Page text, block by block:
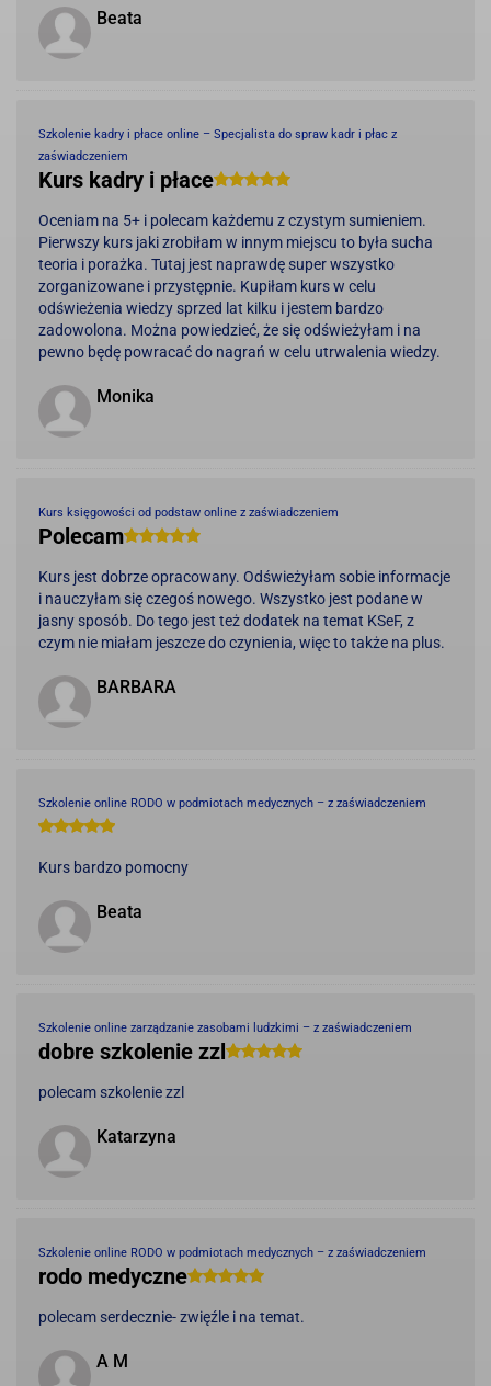
Beata
Szkolenie kadry i płace online – Specjalista do spraw kadr i płac z
zaświadczeniem
Kurs kadry i płace
Oceniam na 5+ i polecam każdemu z czystym sumieniem.
Pierwszy kurs jaki zrobiłam w innym miejscu to była sucha
teoria i porażka. Tutaj jest naprawdę super wszystko
zorganizowane i przystępnie. Kupiłam kurs w celu
odświeżenia wiedzy sprzed lat kilku i jestem bardzo
zadowolona. Można powiedzieć, że się odświeżyłam i na
pewno będę powracać do nagrań w celu utrwalenia wiedzy.
Monika
Kurs księgowości od podstaw online z zaświadczeniem
Polecam
Kurs jest dobrze opracowany. Odświeżyłam sobie informacje
i nauczyłam się czegoś nowego. Wszystko jest podane w
jasny sposób. Do tego jest też dodatek na temat KSeF, z
czym nie miałam jeszcze do czynienia, więc to także na plus.
BARBARA
Szkolenie online RODO w podmiotach medycznych – z zaświadczeniem
Kurs bardzo pomocny
Beata
Szkolenie online zarządzanie zasobami ludzkimi – z zaświadczeniem
dobre szkolenie zzl
polecam szkolenie zzl
Katarzyna
Szkolenie online RODO w podmiotach medycznych – z zaświadczeniem
rodo medyczne
polecam serdecznie- zwięźle i na temat.
A M